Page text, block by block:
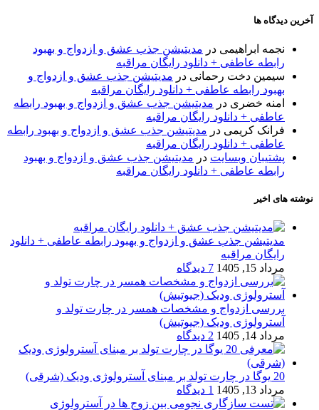
آخرین دیدگاه ها
نجمه ابراهیمی در مدیتیشن جذب عشق و ازدواج و بهبود
رابطه عاطفی + دانلود رایگان مراقبه
سیمین دخت رحمانی در مدیتیشن جذب عشق و ازدواج و
بهبود رابطه عاطفی + دانلود رایگان مراقبه
امنه خضری در مدیتیشن جذب عشق و ازدواج و بهبود رابطه
عاطفی + دانلود رایگان مراقبه
فرانک کریمی در مدیتیشن جذب عشق و ازدواج و بهبود رابطه
عاطفی + دانلود رایگان مراقبه
پشتیبان وبسایت در مدیتیشن جذب عشق و ازدواج و بهبود
رابطه عاطفی + دانلود رایگان مراقبه
نوشته های اخیر
مدیتیشن جذب عشق و ازدواج و بهبود رابطه عاطفی + دانلود
رایگان مراقبه
مرداد 15, 1405
7 دیدگاه
بررسی ازدواج و مشخصات همسر در چارت تولد و
آسترولوژی ودیک (جیوتیش)
مرداد 14, 1405
2 دیدگاه
20 یوگا در چارت تولد بر مبنای آسترولوژی ودیک (شرقی)
مرداد 13, 1405
1 دیدگاه